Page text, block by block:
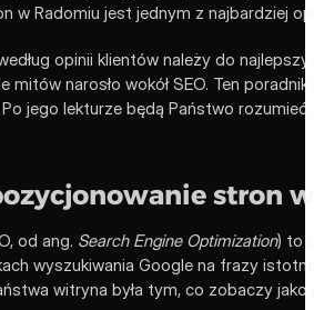
w Radomiu jest jednym z najbardziej
opinii klientów należy do
mitów narosło wokół SEO. Ten
jego lekturze będą Państwo
stron
od ang. Search Engine Optimization) to
wyszukiwania Google na frazy
witryna była tym, co zobaczy jako